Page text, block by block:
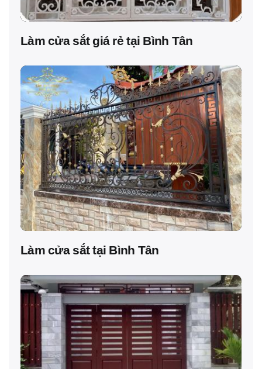
Làm cửa sắt giá rẻ tại Bình Tân
Làm cửa sắt tại Bình Tân